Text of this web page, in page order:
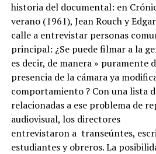
historia del documental: en C
verano(1961), JeanRouchy
calle a entrevistar personas
principal: ¿Se puede filmar a la
es decir, de manera » puramente
presencia de la cámara ya
comportamiento ?Con una lista
relacionadas a ese problema de
audiovisual, los directores
entrevistaron a transeúntes,
estudiantesyobreros. La